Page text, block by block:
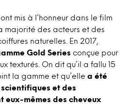
mis à l’honneur dans le film
majorité des acteurs et des
naturelles. En 2017,
Gold Series conçue pour
texturés. On dit qu’il a fallu 15
la gamme et qu’elle a été
et des
eux-mêmes des cheveux